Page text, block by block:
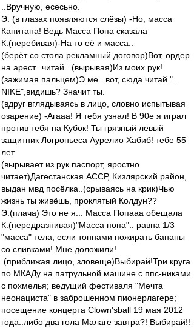
..Вручную, есесьно.
Э: (в глазах появляются слёзы) -Но, масса
Капитана! Ведь Масса Попа сказала
К:(перебивая)-На то её и масса..
(берёт со стола рекламный договор)Вот, ордер
на арест...читай...(вырывая)Из моих рук!
(зажимая пальцем)Э ме...вот, сюда читай "..
NIKE",видишь? Значит ты.
(вдруг вглядываясь в лицо, словно испытывая
озарение) -Агааа! Я тебя узнал! В 90е я играл
против тебя на Кубок! Ты грязный левый
защитник Логроньеса Аурелио Хабиб! тебе 55
лет
(вырывает из рук паспорт, яростно
читает)Дагестанская АССР, Кизлярский район,
выдан мвд посёлка..(срываясь на крик)Чью
жизнь ты живёшь, проклятый Колдун??
Э:(плача) Это не я... Масса Попааа обещала
К:(передразнивая)"Масса попа".. равна 1/3
"масса" тела, если тоннами пожирать бананы
со сливками! Мне доложили!
(приближая лицо, зловеще)Выбирай!Три круга
по МКАДу на патрульной машине с ппс-никами
с похмелья; ведущий фестиваля "Мечта
неонациста" в заброшенном пионерлагере;
посещение концерта Clown'sball 19 мая 2012
года..либо два гола Малаге завтра?! Выбирай!!